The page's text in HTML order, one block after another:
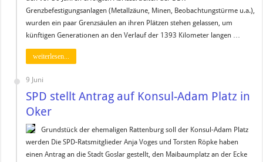
Grenzbefestigungsanlagen (Metallzäune, Minen, Beobachtungstürme u.a.),
wurden ein paar Grenzsäulen an ihren Plätzen stehen gelassen, um
künftigen Generationen an den Verlauf der 1393 Kilometer langen …
weiterlesen...
9 Juni
SPD stellt Antrag auf Konsul-Adam Platz in
Oker
Grundstück der ehemaligen Rattenburg soll der Konsul-Adam Platz
werden Die SPD-Ratsmitglieder Anja Voges und Torsten Röpke haben
einen Antrag an die Stadt Goslar gestellt, den Maibaumplatz an der Ecke